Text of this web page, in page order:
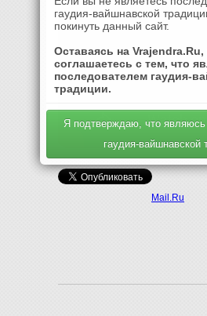
Mail.Ru
гаудия-вайшнавской
покинуть данный сайт.
Оставаясь на
соглашаетесь с тем, что
последователем гаудия-
традиции.
Я подтверждаю, что
гаудия-вайшнавской